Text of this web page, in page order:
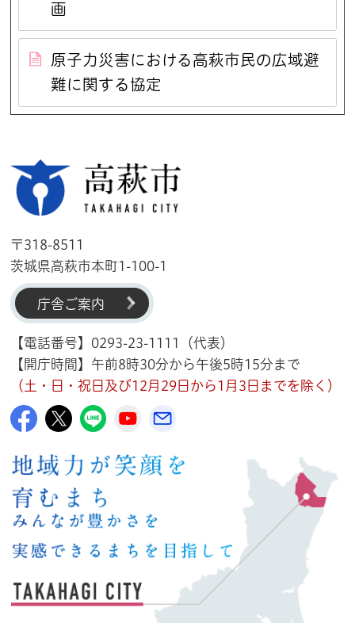
画
原子力災害における高萩市民の広域避
難に関する協定
〒318-8511
茨城県高萩市本町1-100-1
庁舎ご案内
【電話番号】0293-23-1111（代表）
【開庁時間】午前8時30分から午後5時15分まで
（土・日・祝日及び12月29日から1月3日までを除く）
高萩市公式Facebook
高萩市公式X
高萩市公式LINE
高萩市YouTube公式チャンネル